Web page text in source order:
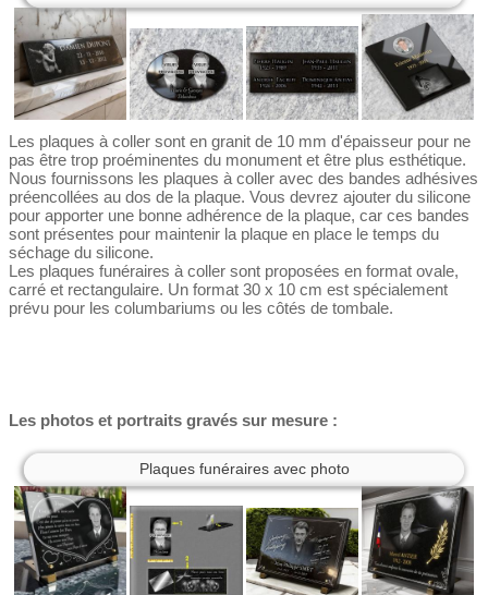
Les plaques à coller sont en granit de 10 mm d'épaisseur pour ne
pas être trop proéminentes du monument et être plus esthétique.
Nous fournissons les plaques à coller avec des bandes adhésives
préencollées au dos de la plaque. Vous devrez ajouter du silicone
pour apporter une bonne adhérence de la plaque, car ces bandes
sont présentes pour maintenir la plaque en place le temps du
séchage du silicone.
Les plaques funéraires à coller sont proposées en format ovale,
carré et rectangulaire. Un format 30 x 10 cm est spécialement
prévu pour les columbariums ou les côtés de tombale.
Les photos et portraits gravés sur mesure :
Plaques funéraires avec photo